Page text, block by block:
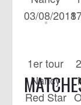
03/08/2018
1er tour
Nancy
Red Star